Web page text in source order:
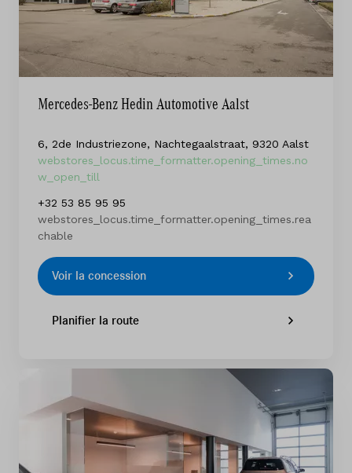
Mercedes-Benz Hedin Automotive Aalst
6, 2de Industriezone, Nachtegaalstraat, 9320 Aalst
webstores_locus.time_formatter.opening_times.no
w_open_till
+32 53 85 95 95
webstores_locus.time_formatter.opening_times.rea
chable
Voir la concession
Planifier la route